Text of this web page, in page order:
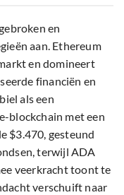
en
aan. Ethereum
en domineert
financiën en
als een
blockchain met een
$3.470, gesteund
terwijl ADA
veerkracht toont te
verschuift naar